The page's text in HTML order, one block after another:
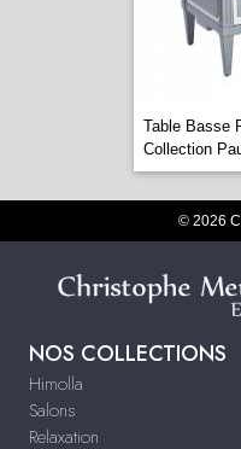
Table Basse
Collection
© 2026
NOS COLLECTIONS
Himolla
Salons
Relaxation